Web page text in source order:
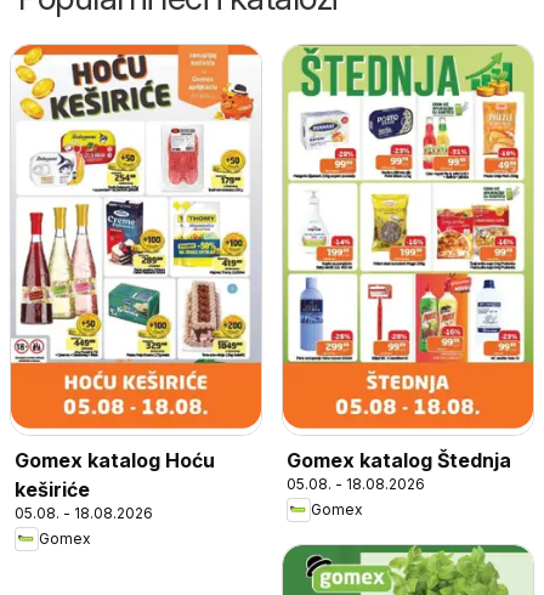
Gomex katalog Hoću
keširiće
05.08. - 18.08.2026
Gomex
Gomex katalog Štednja
05.08. - 18.08.2026
Gomex